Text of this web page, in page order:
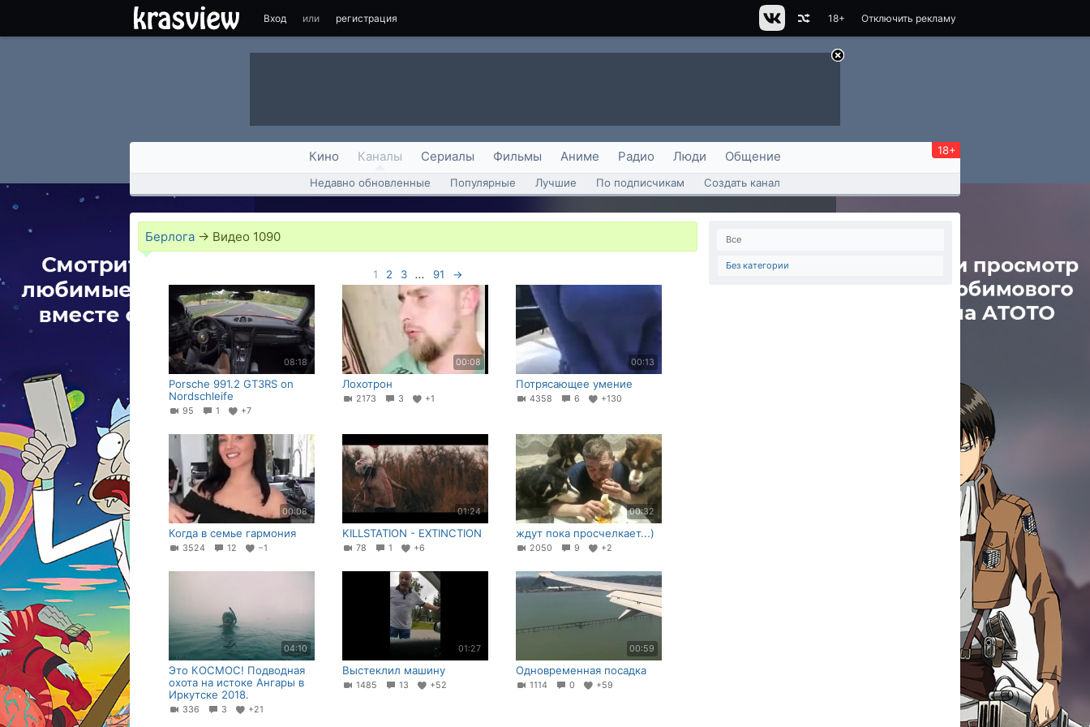
Вход или регистрация Отключить рекламу
18+
Кино Каналы Сериалы Фильмы Аниме Радио Люди Общение 18+
Недавно обновленные Популярные Лучшие По подписчикам Создать канал
Берлога → Видео 1090
1 2 3 ... 91 →
08:18
Porsche 991.2 GT3RS on
Nordschleife
95 1 +7
00:08
Лохотрон
2173 3 +1
00:13
Потрясающее умение
4358 6 +130
00:08
Когда в семье гармония
3524 12 −1
01:24
KILLSTATION - EXTINCTION
78 1 +6
00:32
ждут пока просчелкает...)
2050 9 +2
04:10
Это КОСМОС! Подводная
охота на истоке Ангары в
Иркутске 2018.
336 3 +21
01:27
Выстеклил машину
1485 13 +52
00:59
Одновременная посадка
1114 0 +59
Все
Без категории